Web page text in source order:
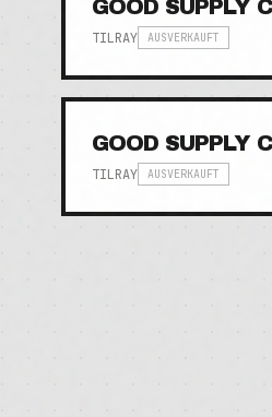
GOOD SUPPLY
TILRAY AUSVERKAUFT
GOOD SUPPLY
TILRAY AUSVERKAUFT